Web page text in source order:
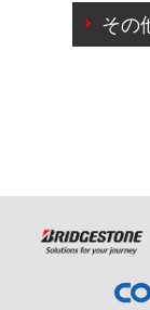
ご来店予
の日時変
その